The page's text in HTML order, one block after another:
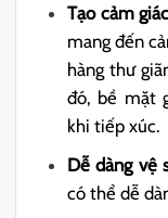
Tạo cảm
mang đến
hàng thư
đó, bề mặt
khi tiếp xúc.
Dễ dàng vệ
có thể dễ